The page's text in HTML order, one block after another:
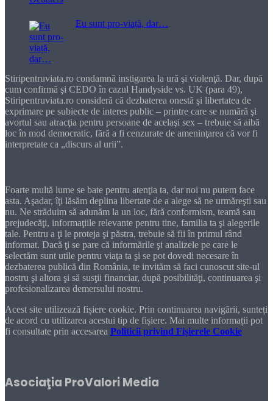
Eu sunt pro-viață, dar…
Stiripentruviata.ro condamnă instigarea la ură şi violenţă. Dar, după
cum confirmă şi CEDO în cazul Handyside vs. UK (para 49),
Stiripentruviata.ro consideră că dezbaterea onestă şi libertatea de
exprimare pe subiecte de interes public – printre care se numără şi
avortul sau atracţia pentru persoane de acelaşi sex – trebuie să aibă
loc în mod democratic, fără a fi cenzurate de ameninţarea că vor fi
interpretate ca „discurs al urii”.
Foarte multă lume se bate pentru atenţia ta, dar noi nu putem face
asta. Aşadar, îţi lăsăm deplina libertate de a alege să ne urmăreşti sau
nu. Ne străduim să adunăm la un loc, fără conformism, teamă sau
prejudecăţi, informaţiile relevante pentru tine, familia ta şi alegerile
tale. Pentru a ţi le proteja şi păstra, trebuie să fii în primul rând
informat. Dacă ţi se pare că informările şi analizele pe care le
selectăm sunt utile pentru viaţa ta şi se pot dovedi necesare în
dezbaterea publică din România, te invităm să faci cunoscut site-ul
nostru şi altora şi să susţii financiar, după posibilităţi, continuarea şi
profesionalizarea demersului nostru.
Acest site utilizează fișiere cookie. Prin continuarea navigării, sunteți
de acord cu utilizarea acestui tip de fișiere. Mai multe informații pot
fi consultate prin accesarea Politicii privind Fișierele Cookie
Asociaţia ProValori Media